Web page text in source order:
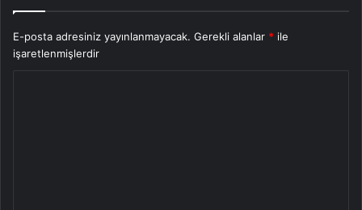
E-posta adresiniz yayınlanmayacak. Gerekli alanlar * ile
işaretlenmişlerdir